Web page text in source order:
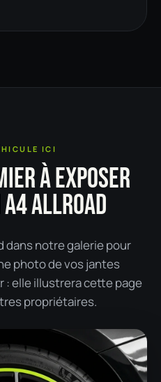
ICI
À EXPOSER
ALLROAD
dans notre galerie pour
photo de vos jantes
: elle illustrera cette page
propriétaires.